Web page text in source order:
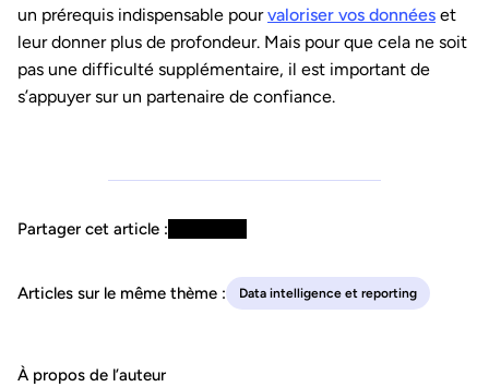
un prérequis indispensable pourvaloriser vos données et
leur donner plus de profondeur. Mais pour que cela ne soit
pas une difficulté supplémentaire, il est important de
s’appuyer sur un partenaire de confiance.
Partager cet article :
Articles sur le même thème : Data intelligence et reporting
À propos de l’auteur